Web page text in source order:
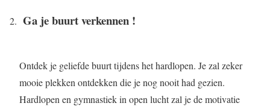
Ga je buurt verkennen !
Ontdek je geliefde buurt tijdens het hardlopen. Je zal zeker
mooie plekken ontdekken die je nog nooit had gezien.
Hardlopen en gymnastiek in open lucht zal je de motivatie